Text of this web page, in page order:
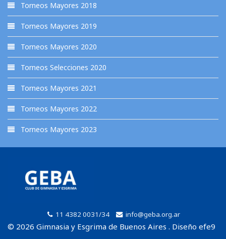
Torneos Mayores 2018
Torneos Mayores 2019
Torneos Mayores 2020
Torneos Selecciones 2020
Torneos Mayores 2021
Torneos Mayores 2022
Torneos Mayores 2023
11 4382 0031/34 info@geba.org.ar
© 2026 Gimnasia y Esgrima de Buenos Aires . Diseño efe9